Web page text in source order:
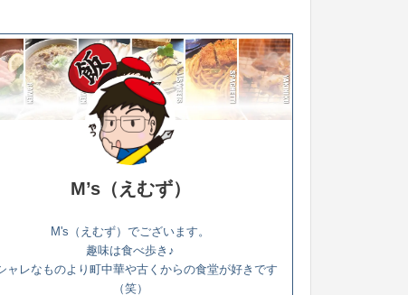
M’s（えむず）
M's（えむず）でございます。
趣味は食べ歩き♪
ャレなものより町中華や古くからの食堂が好きです
（笑）